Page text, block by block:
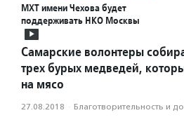
МХТ имени Чехова будет
поддерживать НКО Москвы
Самарские волонтеры
трех бурых медведей,
на мясо
27.08.2018 · Благотвори­тель­ность и